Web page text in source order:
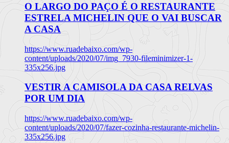
O LARGO DO PAÇO É O RESTAURANTE
ESTRELA MICHELIN QUE O VAI BUSCAR
A CASA
https://www.ruadebaixo.com/wp-
content/uploads/2020/07/img_7930-fileminimizer-1-
335x256.jpg
VESTIR A CAMISOLA DA CASA RELVAS
POR UM DIA
https://www.ruadebaixo.com/wp-
content/uploads/2020/07/fazer-cozinha-restaurante-michelin-
335x256.jpg